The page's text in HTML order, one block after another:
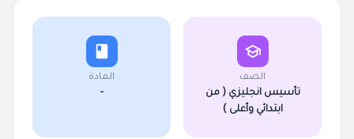
الصف
تأسيس انجليزي ( من
ابتدائي وأعلى )
المادة
-